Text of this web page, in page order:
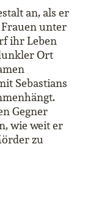
an, als er
unter
ihr Leben
Ort
Sebastians
Gegner
wie weit er
zu